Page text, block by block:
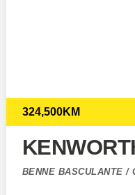
324,500KM
BENNE BASCULANTE /